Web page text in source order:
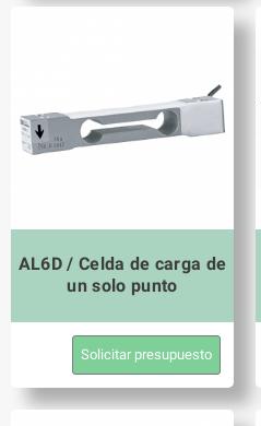
AL6D / Celda de carga de
un solo punto
Solicitar presupuesto